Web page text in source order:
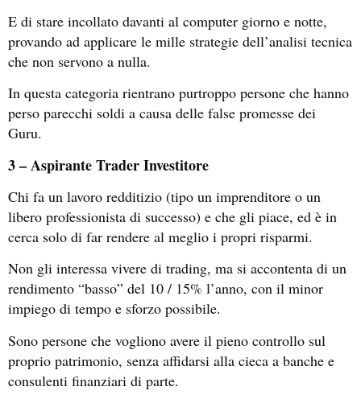
E di stare incollato davanti al computer giorno e notte,
provando ad applicare le mille strategie dell’analisi tecnica
che non servono a nulla.
In questa categoria rientrano purtroppo persone che hanno
perso parecchi soldi a causa delle false promesse dei
Guru.
3 – Aspirante Trader Investitore
Chi fa un lavoro redditizio (tipo un imprenditore o un
libero professionista di successo) e che gli piace, ed è in
cerca solo di far rendere al meglio i propri risparmi.
Non gli interessa vivere di trading, ma si accontenta di un
rendimento “basso” del 10 / 15% l’anno, con il minor
impiego di tempo e sforzo possibile.
Sono persone che vogliono avere il pieno controllo sul
proprio patrimonio, senza affidarsi alla cieca a banche e
consulenti finanziari di parte.